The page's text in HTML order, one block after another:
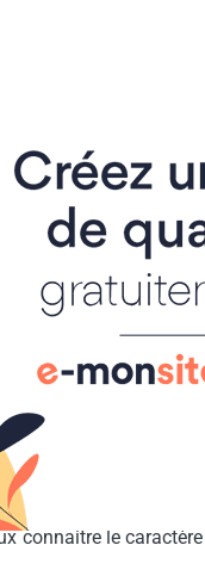
de se rétablir, de
possibles.
des animaux sont
et donc de moins
connaitre le caractère